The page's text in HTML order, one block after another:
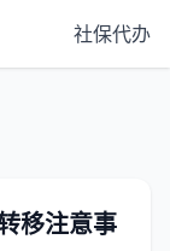
社保代办
移注意事